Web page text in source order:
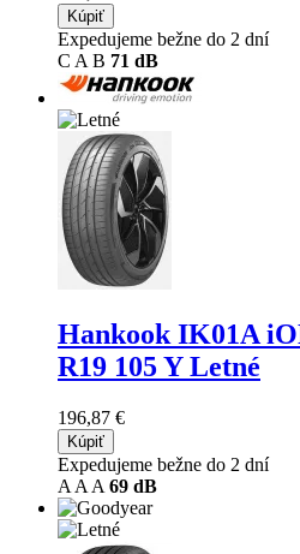
Kúpiť
Expedujeme bežne do 2 dní
C A B 71 dB
Hankook IK01A
R19 105 Y Letné
196,87 €
Kúpiť
Expedujeme bežne do 2 dní
A A A 69 dB